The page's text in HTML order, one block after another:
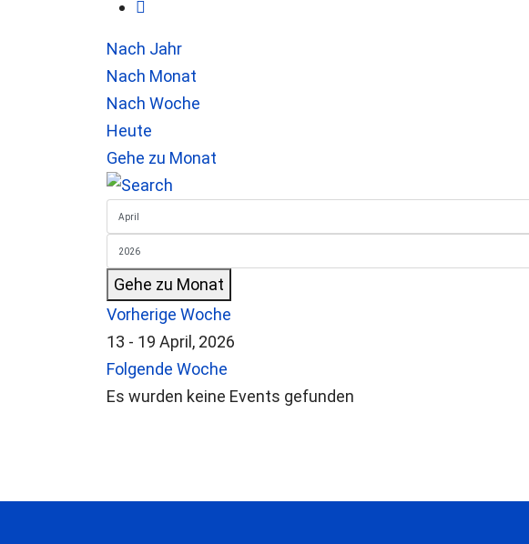
Nach Jahr
Nach Monat
Nach Woche
Heute
Gehe zu Monat
Gehe zu Monat
Vorherige Woche
13 - 19 April, 2026
Folgende Woche
Es wurden keine Events gefunden